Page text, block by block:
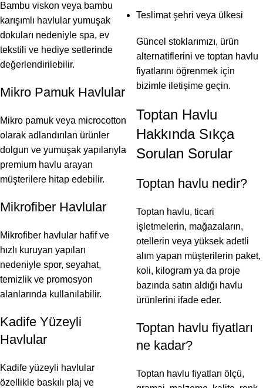
Bambu viskon veya bambu
karışımlı havlular yumuşak
dokuları nedeniyle spa, ev
tekstili ve hediye setlerinde
değerlendirilebilir.
Mikro Pamuk Havlular
Mikro pamuk veya microcotton
olarak adlandırılan ürünler
dolgun ve yumuşak yapılarıyla
premium havlu arayan
müşterilere hitap edebilir.
Mikrofiber Havlular
Mikrofiber havlular hafif ve
hızlı kuruyan yapıları
nedeniyle spor, seyahat,
temizlik ve promosyon
alanlarında kullanılabilir.
Kadife Yüzeyli
Havlular
Kadife yüzeyli havlular
özellikle baskılı plaj ve
Teslimat şehri veya ülkesi
Güncel stoklarımızı, ürün
alternatiflerini ve toptan havlu
fiyatlarını öğrenmek için
bizimle iletişime geçin.
Toptan Havlu
Hakkında Sıkça
Sorulan Sorular
Toptan havlu nedir?
Toptan havlu, ticari
işletmelerin, mağazaların,
otellerin veya yüksek adetli
alım yapan müşterilerin paket,
koli, kilogram ya da proje
bazında satın aldığı havlu
ürünlerini ifade eder.
Toptan havlu fiyatları
ne kadar?
Toptan havlu fiyatları ölçü,